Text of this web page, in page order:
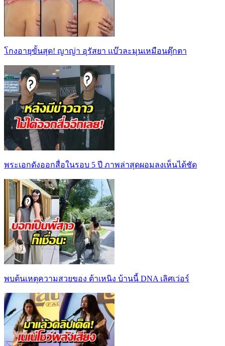
โกงอายุขั้นสุด! ญาญ่า อุรัสยา เเบ๊วละมุนเหมือนตุ๊กตา
พระเอกดังออกสื่อในรอบ 5 ปี ภาพล่าสุดผอมลงเห็นได้ชัด
พบต้นเหตุความสวยของ ต้าเหนิง บ้านนี้ DNA เลิศเว่อร์